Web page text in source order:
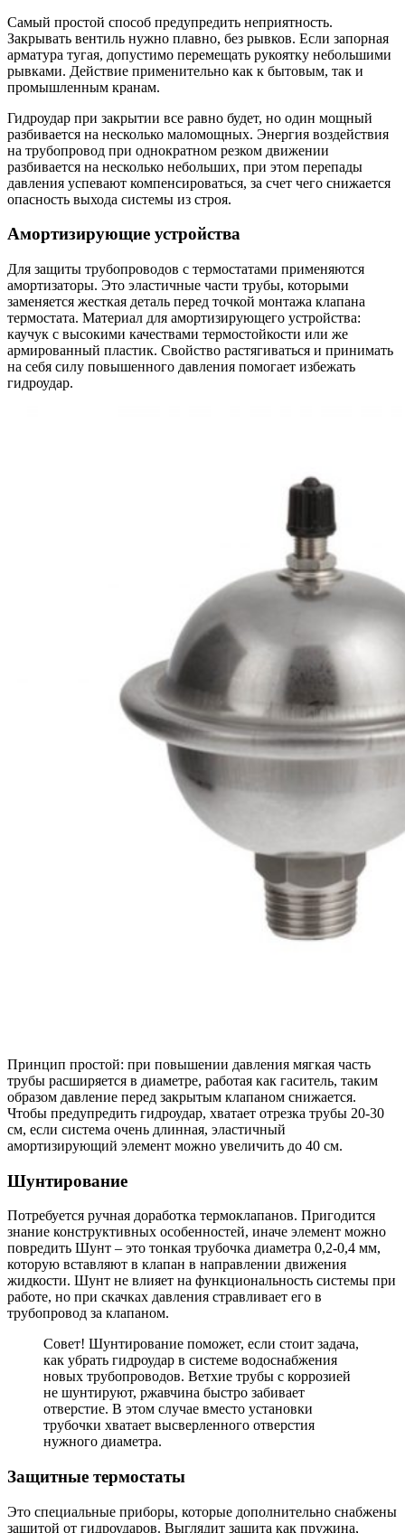
Самый простой способ предупредить неприятность.
Закрывать вентиль нужно плавно, без рывков. Если запорная
арматура тугая, допустимо перемещать рукоятку небольшими
рывками. Действие применительно как к бытовым, так и
промышленным кранам.
Гидроудар при закрытии все равно будет, но один мощный
разбивается на несколько маломощных. Энергия воздействия
на трубопровод при однократном резком движении
разбивается на несколько небольших, при этом перепады
давления успевают компенсироваться, за счет чего снижается
опасность выхода системы из строя.
Амортизирующие устройства
Для защиты трубопроводов с термостатами применяются
амортизаторы. Это эластичные части трубы, которыми
заменяется жесткая деталь перед точкой монтажа клапана
термостата. Материал для амортизирующего устройства:
каучук с высокими качествами термостойкости или же
армированный пластик. Свойство растягиваться и принимать
на себя силу повышенного давления помогает избежать
гидроудар.
Принцип простой: при повышении давления мягкая часть
трубы расширяется в диаметре, работая как гаситель, таким
образом давление перед закрытым клапаном снижается.
Чтобы предупредить гидроудар, хватает отрезка трубы 20-30
см, если система очень длинная, эластичный
амортизирующий элемент можно увеличить до 40 см.
Шунтирование
Потребуется ручная доработка термоклапанов. Пригодится
знание конструктивных особенностей, иначе элемент можно
повредить Шунт – это тонкая трубочка диаметра 0,2-0,4 мм,
которую вставляют в клапан в направлении движения
жидкости. Шунт не влияет на функциональность системы при
работе, но при скачках давления стравливает его в
трубопровод за клапаном.
Совет! Шунтирование поможет, если стоит задача,
как убрать гидроудар в системе водоснабжения
новых трубопроводов. Ветхие трубы с коррозией
не шунтируют, ржавчина быстро забивает
отверстие. В этом случае вместо установки
трубочки хватает высверленного отверстия
нужного диаметра.
Защитные термостаты
Это специальные приборы, которые дополнительно снабжены
защитой от гидроударов. Выглядит защита как пружина,